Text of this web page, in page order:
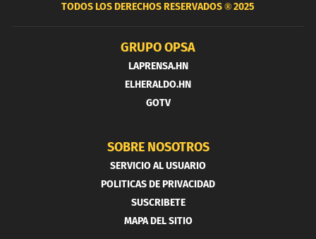
TODOS LOS DERECHOS RESERVADOS ®2025
GRUPO OPSA
LAPRENSA.HN
ELHERALDO.HN
GOTV
SOBRE NOSOTROS
SERVICIO AL USUARIO
POLITICAS DE PRIVACIDAD
SUSCRIBETE
MAPA DEL SITIO